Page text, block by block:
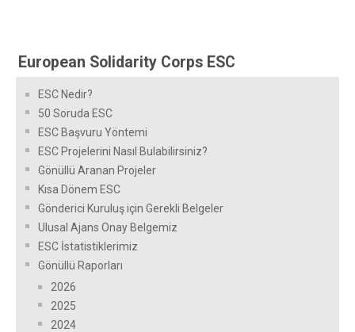
European Solidarity Corps ESC
ESC Nedir?
50 Soruda ESC
ESC Başvuru Yöntemi
ESC Projelerini Nasıl Bulabilirsiniz?
Gönüllü Aranan Projeler
Kısa Dönem ESC
Gönderici Kuruluş için Gerekli Belgeler
Ulusal Ajans Onay Belgemiz
ESC İstatistiklerimiz
Gönüllü Raporları
2026
2025
2024